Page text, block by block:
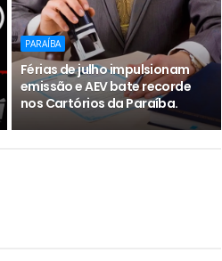
PARAÍBA
Férias de julho impulsionam
emissão e AEV bate recorde
nos Cartórios da Paraíba.